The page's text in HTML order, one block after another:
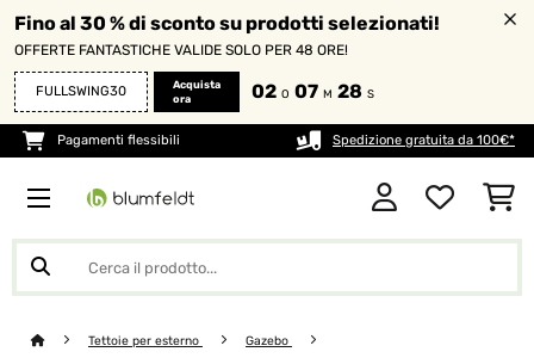
Fino al 30 % di sconto su prodotti selezionati!
OFFERTE FANTASTICHE VALIDE SOLO PER 48 ORE!
FULLSWING30
Acquista
ora
02 O 07 M 28 S
Pagamenti flessibili Spedizione gratuita da 100€*
Tettoie per esterno Gazebo